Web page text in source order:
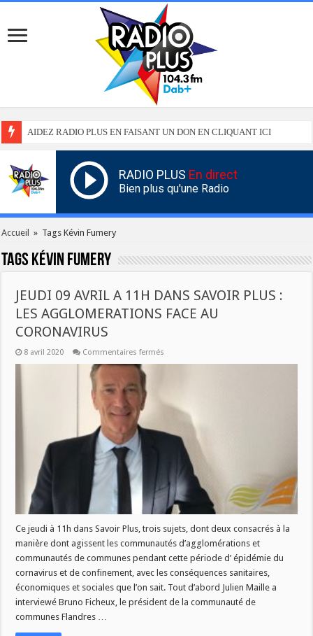
AIDEZ RADIO PLUS EN FAISANT UN DON EN CLIQUANT ICI
RADIO PLUS En direct
Bien plus qu'une Radio
Accueil » Tags Kévin Fumery
Tags Kévin Fumery
JEUDI 09 AVRIL A 11H DANS SAVOIR PLUS :
LES AGGLOMERATIONS FACE AU
CORONAVIRUS
8 avril 2020 Commentaires fermés
DANS
SAVOIR
:
AGGLOMERATIONS
CORONAVIRUS
Ce jeudi à 11h dans Savoir Plus, trois sujets, dont deux consacrés à la
manière dont agissent les communautés d’agglomérations et
communautés de communes pendant cette période d’ épidémie du
cornavirus et de confinement, avec les conséquences sanitaires,
économiques et sociales que l’on sait. Tout d’abord Julien Maille a
interviewé Bruno Ficheux, le président de la communauté de
communes Flandres …